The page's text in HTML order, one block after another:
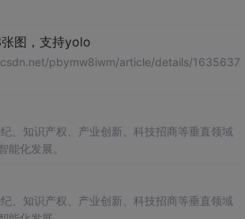
图，支持yolo
pbymw8iwm/article/details/1635637
、知识产权、产业创新、科技招商等垂直领域
化发展。
、知识产权、产业创新、科技招商等垂直领域